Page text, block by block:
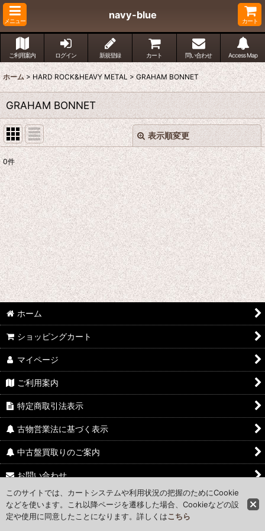
メニュー
navy-blue
カート
ご利用案内 ログイン 新規登録 カート 問い合わせ Access Map
ホーム > HARD ROCK&HEAVY METAL > GRAHAM BONNET
GRAHAM BONNET
表示順変更
表示数:
並び順:
絞り込む
閉じる
0件
ホーム
ショッピングカート
マイページ
ご利用案内
特定商取引法表示
古物営業法に基づく表示
中古盤買取りのご案内
お問い合わせ
Access Map
このサイトでは、カートシステムや利用状況の把握のためにCookie
などを使います。これ以降ページを遷移した場合、Cookieなどの設
定や使用に同意したことになります。詳しくはこちら